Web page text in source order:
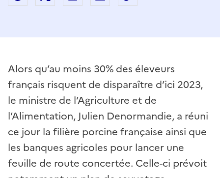
Alors qu’au moins 30% des éleveurs
français risquent de disparaître d’ici 2023,
le ministre de l’Agriculture et de
l’Alimentation, Julien Denormandie, a réuni
ce jour la filière porcine française ainsi que
les banques agricoles pour lancer une
feuille de route concertée. Celle-ci prévoit